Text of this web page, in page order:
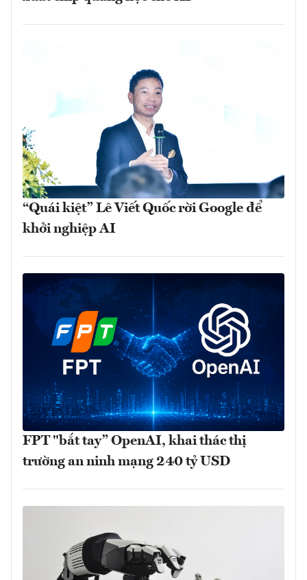
“Quái kiệt” Lê Viết Quốc rời Google để
khởi nghiệp AI
FPT "bắt tay” OpenAI, khai thác thị
trường an ninh mạng 240 tỷ USD